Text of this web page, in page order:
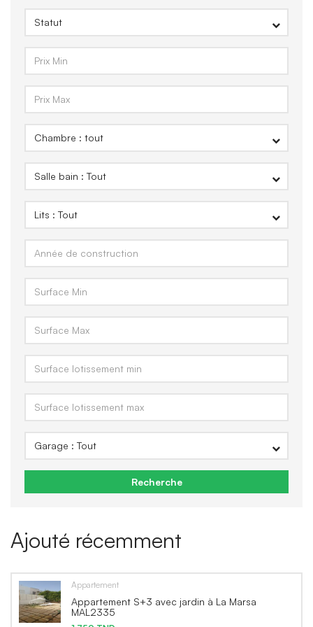
Recherche
Ajouté récemment
Appartement
Appartement S+3 avec jardin à La Marsa
MAL2335